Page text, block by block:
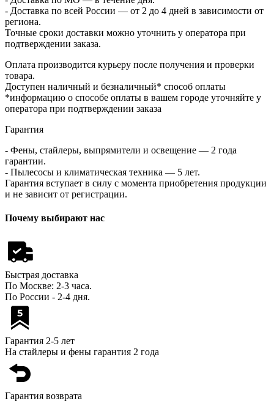
- Доставка по всей России — от 2 до 4 дней в зависимости от
региона.
Точные сроки доставки можно уточнить у оператора при
подтверждении заказа.
Оплата производится курьеру после получения и проверки
товара.
Доступен наличный и безналичный* способ оплаты
*информацию о способе оплаты в вашем городе уточняйте у
оператора при подтверждении заказа
Гарантия
- Фены, стайлеры, выпрямители и освещение — 2 года
гарантии.
- Пылесосы и климатическая техника — 5 лет.
Гарантия вступает в силу с момента приобретения продукции
и не зависит от регистрации.
Почему выбирают нас
Быстрая доставка
По Москве: 2-3 часа.
По России - 2-4 дня.
Гарантия 2-5 лет
На стайлеры и фены гарантия 2 года
Гарантия возврата